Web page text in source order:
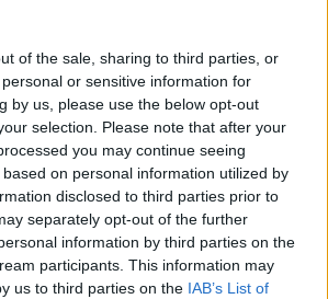
of the sale, sharing to third parties, or
or sensitive information for
by us, please use the below opt-out
selection. Please note that after your
you may continue seeing
on personal information utilized by
disclosed to third parties prior to
separately opt-out of the further
information by third parties on the
participants. This information may
us to third parties on the IAB’s List of
Quindi questa norma
un servizio sanitario di
che abitino da una parte o